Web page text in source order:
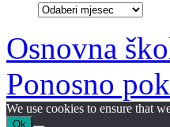
Arhiva
Osnovna
Ponosno
We use cookies to ensure that
Ok